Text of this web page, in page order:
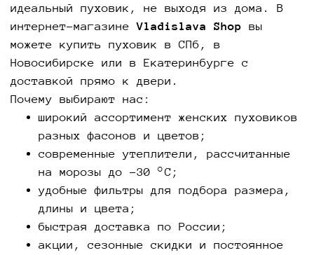
идеальный пуховик, не выходя из дома. В
интернет-магазине Vladislava Shop вы
можете купить пуховик в СПб, в
Новосибирске или в Екатеринбурге с
доставкой прямо к двери.
Почему выбирают нас:
широкий ассортимент женских пуховиков
разных фасонов и цветов;
современные утеплители, рассчитанные
на морозы до –30 °C;
удобные фильтры для подбора размера,
длины и цвета;
быстрая доставка по России;
акции, сезонные скидки и постоянное